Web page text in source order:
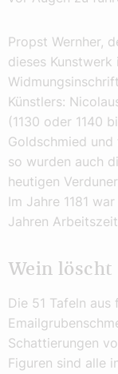
Propst Wernher,
dieses
Künstlers:
(1130 oder 1140
Goldschmied
so wurden auch
heutigen
Im Jahre 1181
Jahren
Wein
Die 51 Tafeln
Schattierungen
Figuren sind alle